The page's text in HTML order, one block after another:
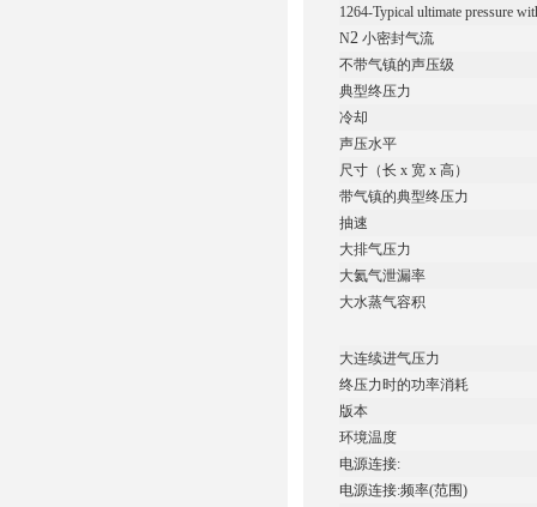
1264-Typical ultimate pressure
N2小密封气流
不带气镇的声压级
典型终压力
冷却
声压水平
尺寸（长 x 宽 x 高）
带气镇的典型终压力
抽速
大排气压力
大氦气泄漏率
大水蒸气容积
大连续进气压力
终压力时的功率消耗
版本
环境温度
电源连接:
电源连接:频率(范围)